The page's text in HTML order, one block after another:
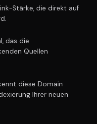
Stärke, die direkt auf
das die
Quellen
diese Domain
Ihrer neuen